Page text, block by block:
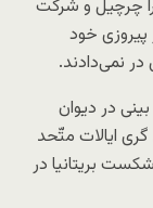
چرچیل و شرکت
پیروزی خود
نمی‌دادند.
در دیوان
ایالات متّحد
بریتانیا در